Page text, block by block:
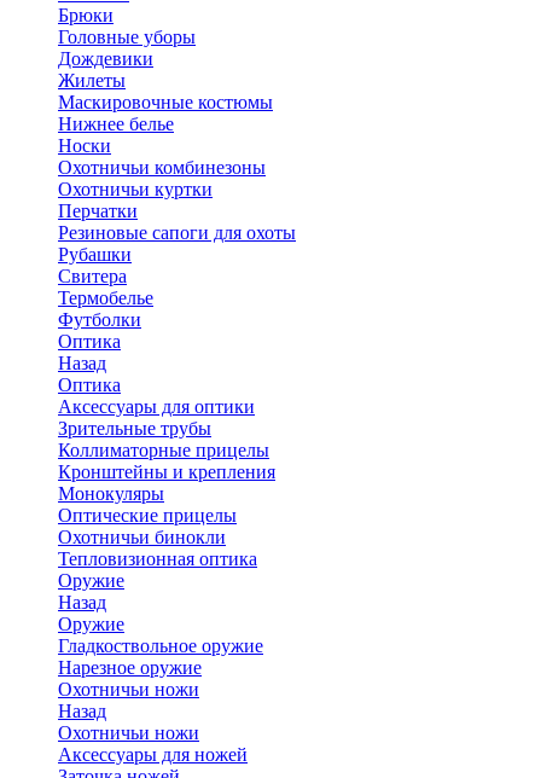
Брюки
Головные уборы
Дождевики
Жилеты
Маскировочные костюмы
Нижнее белье
Носки
Охотничьи комбинезоны
Охотничьи куртки
Перчатки
Резиновые сапоги для охоты
Рубашки
Свитера
Термобелье
Футболки
Оптика
Назад
Оптика
Аксессуары для оптики
Зрительные трубы
Коллиматорные прицелы
Кронштейны и крепления
Монокуляры
Оптические прицелы
Охотничьи бинокли
Тепловизионная оптика
Оружие
Назад
Оружие
Гладкоствольное оружие
Нарезное оружие
Охотничьи ножи
Назад
Охотничьи ножи
Аксессуары для ножей